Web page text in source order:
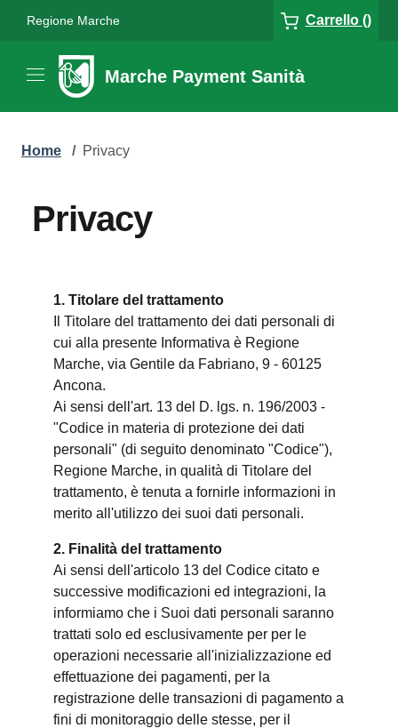
Regione Marche Carrello ()
Marche Payment Sanità
Home / Privacy
Privacy
1. Titolare del trattamento
Il Titolare del trattamento dei dati personali di
cui alla presente Informativa è Regione
Marche, via Gentile da Fabriano, 9 - 60125
Ancona.
Ai sensi dell'art. 13 del D. lgs. n. 196/2003 -
"Codice in materia di protezione dei dati
personali" (di seguito denominato "Codice"),
Regione Marche, in qualità di Titolare del
trattamento, è tenuta a fornirle informazioni in
merito all'utilizzo dei suoi dati personali.
2. Finalità del trattamento
Ai sensi dell'articolo 13 del Codice citato e
successive modificazioni ed integrazioni, la
informiamo che i Suoi dati personali saranno
trattati solo ed esclusivamente per per le
operazioni necessarie all'inizializzazione ed
effettuazione dei pagamenti, per la
registrazione delle transazioni di pagamento a
fini di monitoraggio delle stesse, per il